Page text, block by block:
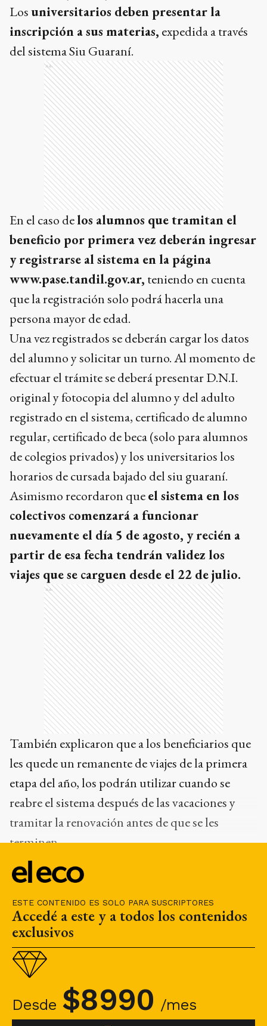
ESTE CONTENIDO ES SOLO PARA SUSCRIPTORES
Accedé a este y a todos los contenidos
exclusivos
Desde $8990 /mes
Losuniversitarios deben presentar la
inscripción a sus materias, expedida a través
del sistema Siu Guaraní.
Ads
En el caso delos alumnos que tramitan el
beneficio por primera vez deberán ingresar
y registrarse al sistema en la página
www.pase.tandil.gov.ar, teniendo en cuenta
que la registración solo podrá hacerla una
persona mayor de edad.
Una vez registrados se deberán cargar los datos
del alumno y solicitar un turno. Al momento de
efectuar el trámite se deberá presentar D.N.I.
original y fotocopia del alumno y del adulto
registrado en el sistema, certificado de alumno
regular, certificado de beca (solo para alumnos
de colegios privados) y los universitarios los
horarios de cursada bajado del siu guaraní.
Asimismo recordaron queel sistema en los
colectivos comenzará a funcionar
nuevamente el día 5 de agosto, y recién a
partir de esa fecha tendrán validez los
viajes que se carguen desde el 22 de julio.
Ads
También explicaron que a los beneficiarios que
les quede un remanente de viajes de la primera
etapa del año, los podrán utilizar cuando se
reabre el sistema después de las vacaciones y
tramitar la renovación antes de que se les
terminen.
Para realizarconsultas se pueden comunicar
via mail a sumotandil@gmail.com.